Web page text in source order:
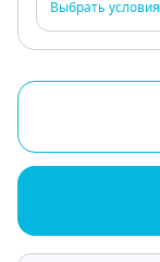
Выбрать условия